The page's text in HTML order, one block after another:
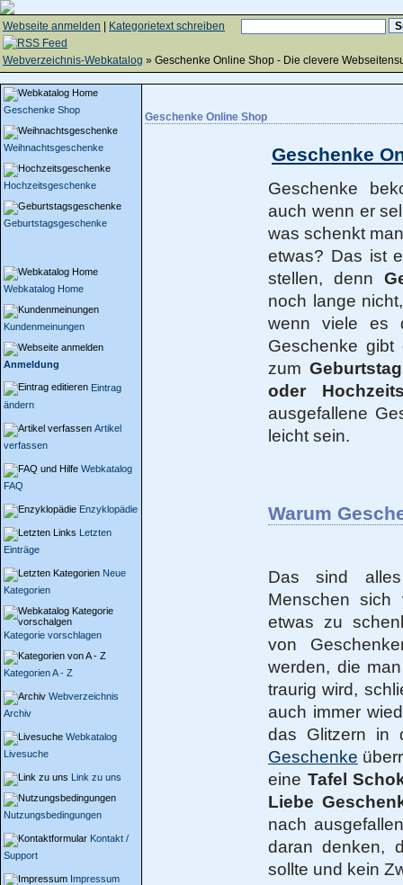
Webseite anmelden Kategorietext schreiben
Webverzeichnis-Webkatalog » Geschenke Online Shop - Die clevere
Geschenke Shop
Weihnachtsgeschenke
Hochzeitsgeschenke
Geburtstagsgeschenke
Webkatalog Home
Kundenmeinungen
Anmeldung
Eintrag
ändern
Artikel
verfassen
Webkatalog
FAQ
Enzyklopädie
Letzten
Einträge
Neue
Kategorien
Kategorie vorschlagen
Kategorien A - Z
Webverzeichnis
Archiv
Webkatalog
Livesuche
Link zu uns
Nutzungsbedingungen
Kontakt /
Support
Impressum
Geschenke Online Shop
Geschenke
Geschenke
auch wenn er
was schenkt
etwas? Das ist
stellen, denn
noch lange
wenn viele es
Geschenke
zum
oder
ausgefallene
leicht sein.
Warum
Das sind
Menschen sich
etwas zu
von
werden, die
traurig wird,
auch immer
das Glitzern in
Geschenke
eine Tafel
Liebe
nach
daran denken,
sollte und kein